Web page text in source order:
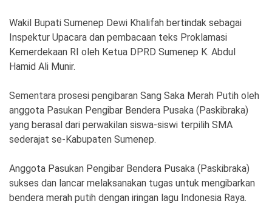
Indeks
©
Copyright
2026
News
Wakil Bupati Sumenep Dewi Khalifah bertindak sebagai
Inspektur Upacara dan pembacaan teks Proklamasi
Kemerdekaan RI oleh Ketua DPRD Sumenep K. Abdul
Hamid Ali Munir.
Sementara prosesi pengibaran Sang Saka Merah Putih oleh
anggota Pasukan Pengibar Bendera Pusaka (Paskibraka)
yang berasal dari perwakilan siswa-siswi terpilih SMA
sederajat se-Kabupaten Sumenep.
Anggota Pasukan Pengibar Bendera Pusaka (Paskibraka)
sukses dan lancar melaksanakan tugas untuk mengibarkan
bendera merah putih dengan iringan lagu Indonesia Raya.